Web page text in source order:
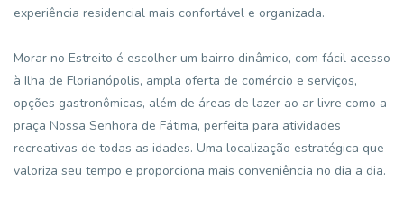
experiência residencial mais confortável e organizada.
Morar no Estreito é escolher um bairro dinâmico, com fácil acesso
à Ilha de Florianópolis, ampla oferta de comércio e serviços,
opções gastronômicas, além de áreas de lazer ao ar livre como a
praça Nossa Senhora de Fátima, perfeita para atividades
recreativas de todas as idades. Uma localização estratégica que
valoriza seu tempo e proporciona mais conveniência no dia a dia.